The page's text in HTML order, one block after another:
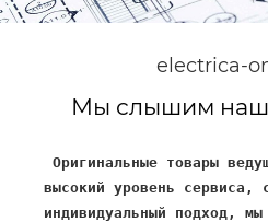
electrica-
Мы слышим
Оригинальные товары
высокий уровень сервиса,
индивидуальный подход,